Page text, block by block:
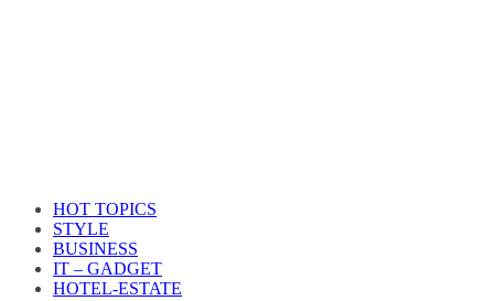
HOT TOPICS
STYLE
BUSINESS
IT – GADGET
HOTEL-ESTATE